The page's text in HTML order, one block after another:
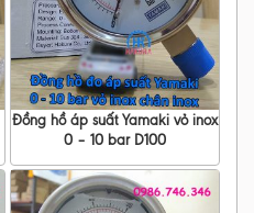
Đồng hồ áp suất Yamaki vỏ inox
0 – 10 bar D100